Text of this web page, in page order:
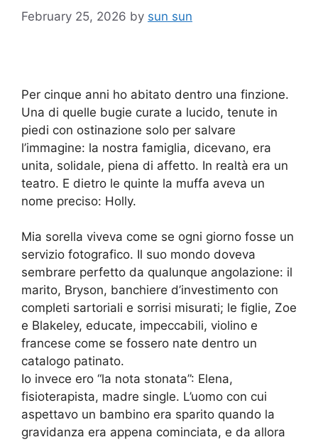
February 25, 2026 by sun sun
Per cinque anni ho abitato dentro una finzione.
Una di quelle bugie curate a lucido, tenute in
piedi con ostinazione solo per salvare
l’immagine: la nostra famiglia, dicevano, era
unita, solidale, piena di affetto. In realtà era un
teatro. E dietro le quinte la muffa aveva un
nome preciso: Holly.
Mia sorella viveva come se ogni giorno fosse un
servizio fotografico. Il suo mondo doveva
sembrare perfetto da qualunque angolazione: il
marito, Bryson, banchiere d’investimento con
completi sartoriali e sorrisi misurati; le figlie, Zoe
e Blakeley, educate, impeccabili, violino e
francese come se fossero nate dentro un
catalogo patinato.
Io invece ero “la nota stonata”: Elena,
fisioterapista, madre single. L’uomo con cui
aspettavo un bambino era sparito quando la
gravidanza era appena cominciata, e da allora